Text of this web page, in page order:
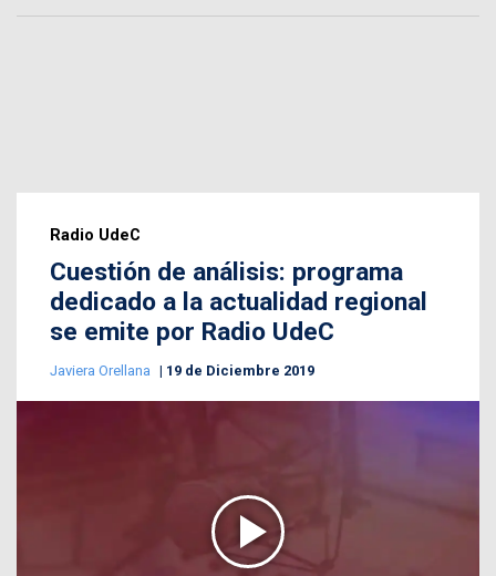
Radio UdeC
Cuestión de análisis: programa
dedicado a la actualidad regional
se emite por Radio UdeC
Javiera Orellana 19 de Diciembre 2019